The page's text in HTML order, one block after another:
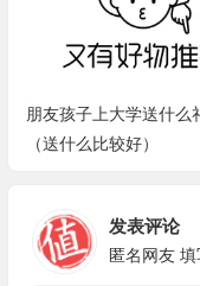
朋友孩子上大学送什么
（送什么比较好）
发表评论
匿名网友 填